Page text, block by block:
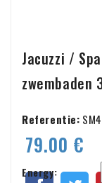
Jacuzzi /
zwembaden
Referentie:
79.00 €
Energy: